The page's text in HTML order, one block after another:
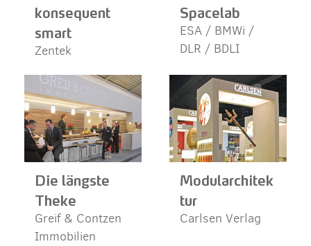
konsequent
smart
Zentek
Spacelab
ESA / BMWi /
DLR / BDLI
Die längste
Theke
Greif & Contzen
Immobilien
Modularchitek
tur
Carlsen Verlag